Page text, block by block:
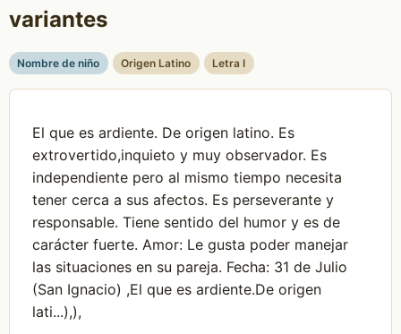
variantes
Nombre de niño Origen Latino Letra I
El que es ardiente. De origen latino. Es
extrovertido,inquieto y muy observador. Es
independiente pero al mismo tiempo necesita
tener cerca a sus afectos. Es perseverante y
responsable. Tiene sentido del humor y es de
carácter fuerte. Amor: Le gusta poder manejar
las situaciones en su pareja. Fecha: 31 de Julio
(San Ignacio) ,El que es ardiente.De origen
lati...),),